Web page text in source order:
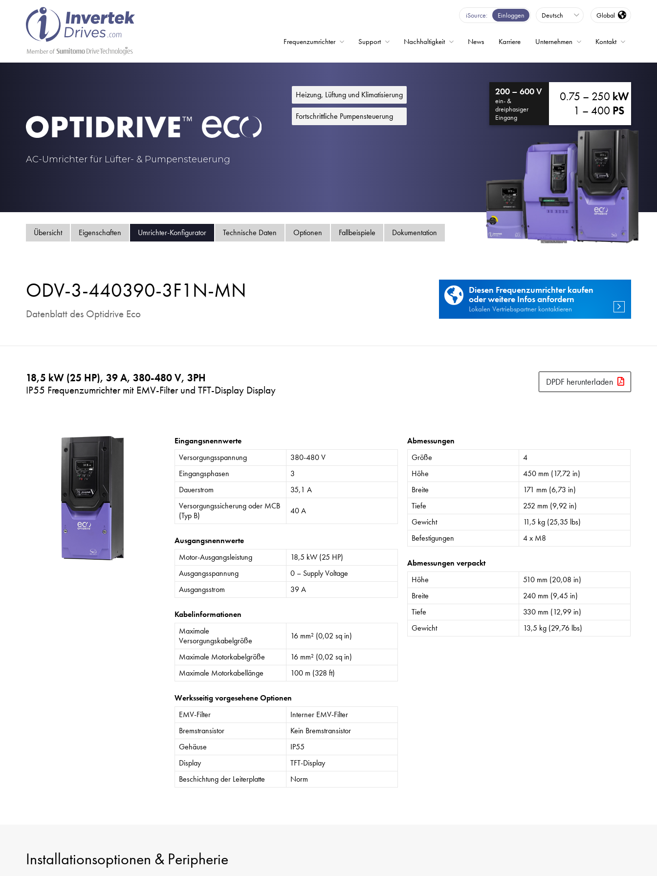
iSource Einloggen Deutsch Global
Frequenzumrichter Support Nachhaltigkeit News Karriere Unternehmen Kontakt
AC-Umrichter für Lüfter- & Pumpensteuerung
Heizung, Lüftung und Klimatisierung
Fortschrittliche Pumpensteuerung
200 – 600 V
ein- &
dreiphasiger
Eingang
0.75 – 250 kW
1 – 400 PS
Übersicht Eigenschaften Umrichter-Konfigurator Technische Daten Optionen Fallbeispiele Dokumentation
ODV-3-440390-3F1N-MN
Datenblatt des Optidrive Eco
Diesen Frequenzumrichter kaufen
oder weitere Infos anfordern
Lokalen Vertriebspartner kontaktieren
18,5 kW (25 HP), 39 A, 380-480 V, 3PH
IP55 Frequenzumrichter mit EMV-Filter und TFT-Display Display
DPDF herunterladen
Eingangsnennwerte
Versorgungsspannung
380-480 V
Eingangsphasen
3
Dauerstrom
35,1 A
Versorgungssicherung oder MCB
(Typ B)
40 A
Ausgangsnennwerte
Motor-Ausgangsleistung
18,5 kW (25 HP)
Ausgangsspannung
0 – Supply Voltage
Ausgangsstrom
39 A
Kabelinformationen
Maximale
Versorgungskabelgröße
16 mm² (0,02 sq in)
Maximale Motorkabelgröße
16 mm² (0,02 sq in)
Maximale Motorkabellänge
100 m (328 ft)
Werksseitig vorgesehene Optionen
EMV-Filter
Interner EMV-Filter
Bremstransistor
Kein Bremstransistor
Gehäuse
IP55
Display
TFT-Display
Beschichtung der Leiterplatte
Norm
Abmessungen
Größe
4
Höhe
450 mm (17,72 in)
Breite
171 mm (6,73 in)
Tiefe
252 mm (9,92 in)
Gewicht
11,5 kg (25,35 lbs)
Befestigungen
4 x M8
Abmessungen verpackt
Höhe
510 mm (20,08 in)
Breite
240 mm (9,45 in)
Tiefe
330 mm (12,99 in)
Gewicht
13,5 kg (29,76 lbs)
Installationsoptionen & Peripherie
Frequenzumrichter
Support
Nachhaltigkeit
Datenschutzrichtlinie
Sitemap